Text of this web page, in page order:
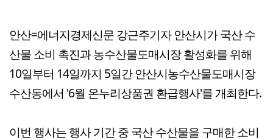
안산=에너지경제신문 강근주기자 안산시가 국산 수
산물 소비 촉진과 농수산물도매시장 활성화를 위해
10일부터 14일까지 5일간 안산시농수산물도매시장
수산동에서 '6월 온누리상품권 환급행사'를 개최한다.
이번 행사는 행사 기간 중 국산 수산물을 구매한 소비